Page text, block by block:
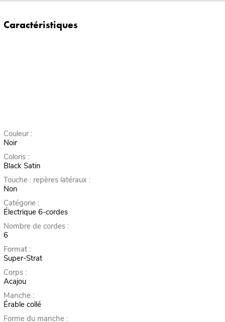
Caractéristiques
Couleur :
Noir
Coloris :
Black Satin
Touche : repères latéraux :
Non
Catégorie :
Électrique 6-cordes
Nombre de cordes :
6
Format :
Super-Strat
Corps :
Acajou
Manche :
Érable collé
Forme du manche :